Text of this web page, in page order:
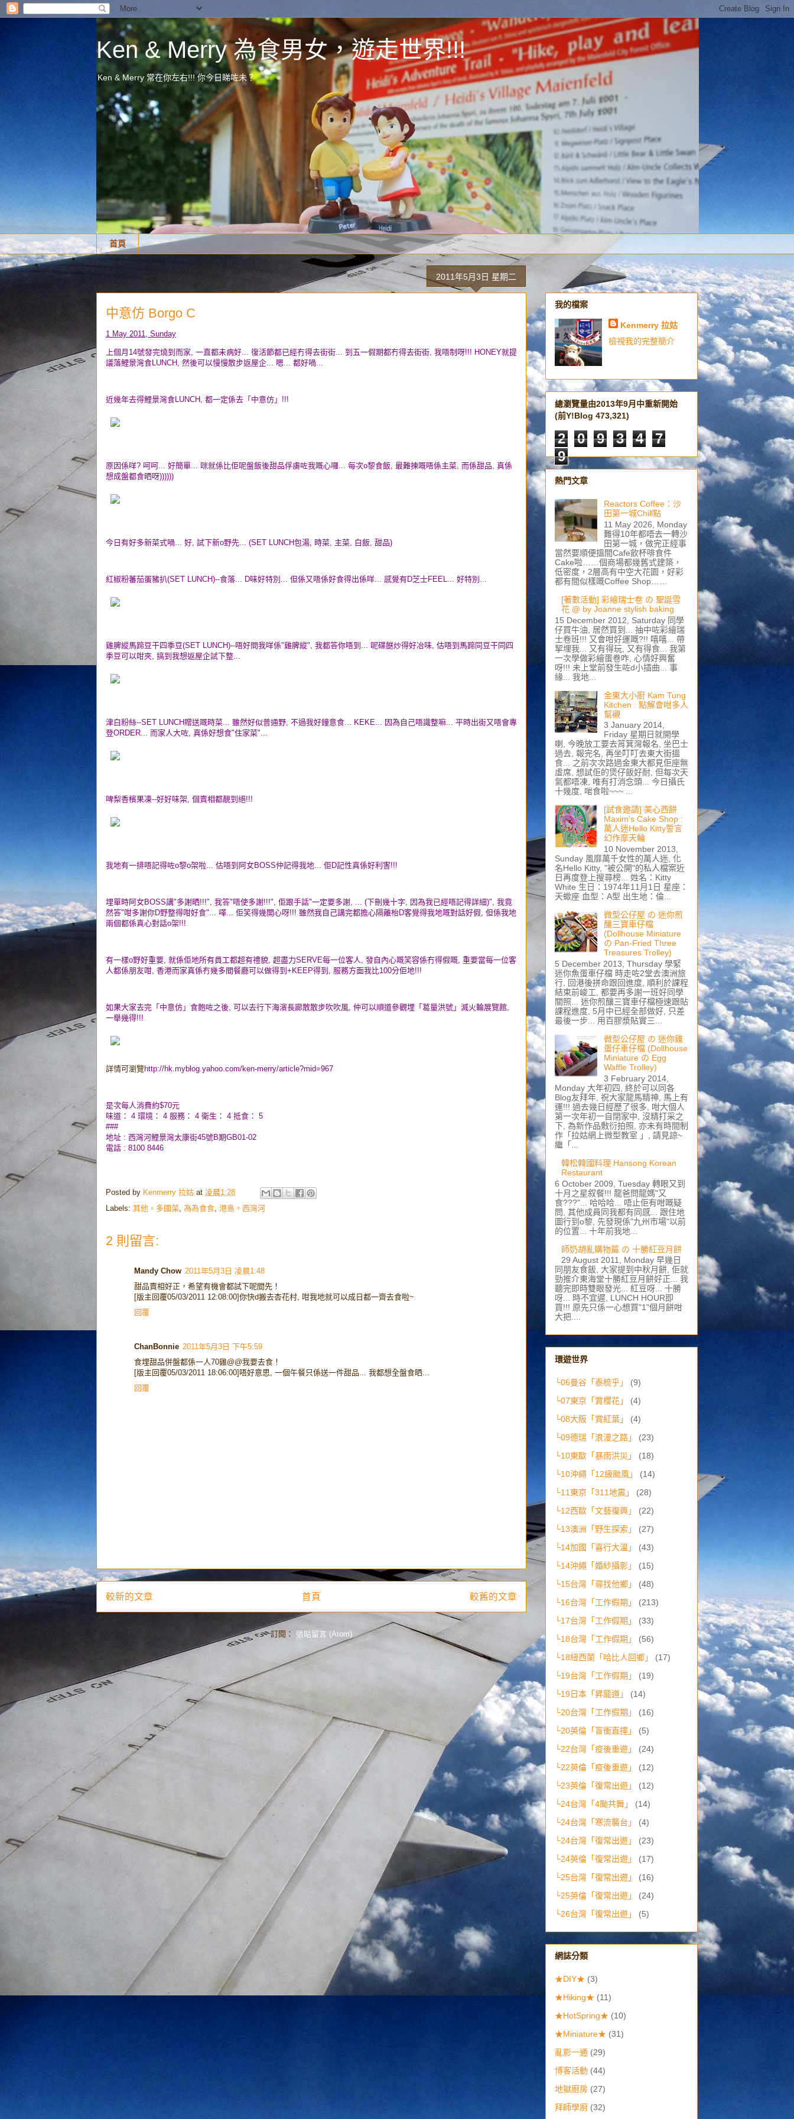
Ken & Merry 為食男女，遊走世界!!!
Ken & Merry 常在你左右!!! 你今日睇咗未？
首頁
2011年5月3日 星期二
中意仿 Borgo C
1 May 2011, Sunday
上個月14號發完燒到而家, 一直都未病好... 復活節都已經冇得去街街... 到五一假期都冇得去街街, 我唔制呀!!! HONEY就提
議落鯉景灣食LUNCH, 然後可以慢慢散步返屋企... 嗯... 都好喎...
近幾年去得鯉景灣食LUNCH, 都一定係去「中意仿」!!!
原因係咩? 呵呵... 好簡單... 咪就係比佢呢盤飯後甜品俘虜咗我嘅心囉... 每次o黎食飯, 最難揀嘅唔係主菜, 而係甜品, 真係
想成盤都食晒呀))))))
今日有好多新菜式喎... 好, 試下新o野先... (SET LUNCH包湯, 時菜, 主菜, 白飯, 甜品)
紅椒粉蕃茄蛋豬扒(SET LUNCH)--食落... D味好特別... 但係又唔係好食得出係咩... 感覺有D芝士FEEL... 好特別...
雞脾縱馬蹄豆干四季豆(SET LUNCH)--唔好問我咩係"雞脾縱", 我都答你唔到... 呢碟餸炒得好冶味, 估唔到馬蹄同豆干同四
季豆可以咁夾, 搞到我想返屋企試下整...
津白粉絲--SET LUNCH贈送嘅時菜... 雖然好似普通野, 不過我好鐘意食... KEKE... 因為自己唔識整嘛... 平時出街又唔會專
登ORDER... 而家人大咗, 真係好想食"住家菜"...
啤梨香檳果凍--好好味架, 個賣相都靚到絕!!!
我地有一排唔記得咗o黎o架啦... 估唔到阿女BOSS仲記得我地... 佢D記性真係好利害!!!
埋單時阿女BOSS講"多謝晒!!!", 我答"唔使多謝!!!", 佢跟手話"一定要多謝, ... (下刪幾十字, 因為我已經唔記得詳細)", 我竟
然答"咁多謝你D野整得咁好食"... 嘩... 佢笑得幾開心呀!!! 雖然我自己講完都擔心隔離枱D客覺得我地嘅對話好假, 但係我地
兩個都係真心對話o架!!!
有一樣o野好重要, 就係佢地所有員工都超有禮貌, 超盡力SERVE每一位客人, 發自內心嘅笑容係冇得假嘅, 重要當每一位客
人都係朋友咁, 香港而家真係冇幾多間餐廳可以做得到+KEEP得到, 服務方面我比100分佢地!!!
如果大家去完「中意仿」食飽咗之後, 可以去行下海濱長廊散散步吹吹風, 仲可以順道參觀埋 「葛量洪號」滅火輪展覽館
一舉幾得!!!
詳情可瀏覽http://hk.myblog.yahoo.com/ken-merry/article?mid=967
是次每人消費約$70元
味道： 4 環境： 4 服務： 4 衛生： 4 抵食： 5
###
地址 : 西灣河鯉景灣太康街45號B期GB01-02
電話 : 8100 8446
Posted by Kenmerry 拉姑 at 凌晨1:28
Labels: 其他。多國菜 為為食食 港島。西灣河
2 則留言:
Mandy Chow 2011年5月3日 凌晨1:48
甜品賣相好正，希望有機會都試下呢間先！
[版主回覆05/03/2011 12:08:00]你快d搬去杏花村, 咁我地就可以成日都一齊去食啦~
回覆
ChanBonnie 2011年5月3日 下午5:59
食埋甜品併盤都係一人70雞@@我要去食！
[版主回覆05/03/2011 18:06:00]唔好意思, 一個午餐只係送一件甜品... 我都想全盤食晒...
回覆
較新的文章 較舊的文章
首頁
訂閱： 張貼留言 (Atom)
我的檔案
Kenmerry 拉姑
檢視我的完整簡介
總瀏覽量由2013年9月中重新開始
(前Y!Blog 473,321)
2 0 9 3 4
7
9
熱門文章
Reactors Coffee：沙
田第一城Chill點
11 May 2026, Monday
難得10年都唔去一轉沙
田第一城，做完正經事
當然要順便搵間Cafe飲杯啡食件
Cake啦……個商場都幾舊式建築，
低密度，2層高有中空大花園，好彩
都有間似樣嘅Coffee Shop……
[著數活動] 彩繪瑞士卷 の 聖誕雪
花 @ by Joanne stylish baking
15 December 2012, Saturday 同學
仔買牛油, 居然買到... 抽中咗彩繪瑞
士卷班!!! 又會咁好運嘅?!! 嘻嘻... 帶
挈埋我... 又有得玩, 又有得食... 我第
一次學做彩繪蛋卷咋, 心情好興奮
呀!!! 未上堂前發生咗d小插曲... 事
緣... 我地...
金東大小廚 Kam Tung
Kitchen : 點解會咁多人
幫襯
3 January 2014,
Friday 星期日就開學
喇, 今晚放工要去筲箕灣報名, 坐巴士
過去, 報完名, 再坐叮叮去東大街搵
食... 之前次次路過金東大都見佢座無
虛席, 想試佢的煲仔飯好耐, 但每次天
氣都唔凍, 唯有打消念頭... 今日攝氏
十幾度, 啱食啦~~~ ...
[試食邀請] 美心西餅
Maxim's Cake Shop :
萬人迷Hello Kitty誓言
幻作摩天輪
10 November 2013,
Sunday 風靡萬千女性的萬人迷, 化
名Hello Kitty, "被公開"的私人檔案近
日再度登上搜尋榜... 姓名：Kitty
White 生日：1974年11月1日 星座：
天蠍座 血型：A型 出生地：倫...
微型公仔屋 の 迷你煎
釀三寶車仔檔
(Dollhouse Miniature
の Pan-Fried Three
Treasures Trolley)
5 December 2013, Thursday 學緊
迷你魚蛋車仔檔 時走咗2堂去澳洲旅
行, 回港後拼命跟回進度, 順利於課程
結束前峻工, 都要再多謝一班好同學
關照... 迷你煎釀三寶車仔檔極速跟貼
課程進度, 5月中已經全部做好, 只差
最後一步... 用百膠漿貼實三...
微型公仔屋 の 迷你雞
蛋仔車仔檔 (Dollhouse
Miniature の Egg
Waffle Trolley)
3 February 2014,
Monday 大年初四, 終於可以同各
Blog友拜年, 祝大家龍馬精神, 馬上有
運!!! 過去幾日經歷了很多, 咁大個人
第一次年初一自閉家中, 沒精打采之
下, 為新作品敷衍拍照, 亦未有時間制
作「拉姑網上微型教室 」, 請見諒~
繼「...
韓松韓國料理 Hansong Korean
Restaurant
6 October 2009, Tuesday 轉眼又到
十月之星叙餐!!! 龍爸問龍媽"又
食???"... 哈哈哈... 唔止佢有咁嘅疑
問, 其他成員同我都有同感... 跟住地
圖行到o黎, 先發現係"九州市場"以前
的位置... 十年前我地...
師奶胡亂購物篇 の 十勝紅豆月餅
29 August 2011, Monday 早幾日
同朋友食飯, 大家提到中秋月餅, 佢就
勁推介東海堂十勝紅豆月餅好正... 我
聽完即時雙眼發光... 紅豆呀... 十勝
呀... 時不宜遲, LUNCH HOUR即
買!!! 原先只係一心想買"1"個月餅咁
大把....
環遊世界
└06曼谷「泰梳乎」
(9)
└07東京「賞櫻花」
(4)
└08大阪「賞紅葉」
(4)
└09德瑞「浪漫之路」
(23)
└10東歐「暴雨洪災」
(18)
└10沖繩「12級颱風」
(14)
└11東京「311地震」
(28)
└12西歐「文藝復興」
(22)
└13澳洲「野生探索」
(27)
└14加國「喜行大溫」
(43)
└14沖繩「婚紗攝影」
(15)
└15台灣「尋找他鄉」
(48)
└16台灣「工作假期」
(213)
└17台灣「工作假期」
(33)
└18台灣「工作假期」
(56)
└18紐西蘭「哈比人回鄉」
(17)
└19台灣「工作假期」
(19)
└19日本「昇龍道」
(14)
└20台灣「工作假期」
(16)
└20英倫「盲衝直撞」
(5)
└22台灣「疫後重遊」
(24)
└22英倫「疫後重遊」
(12)
└23英倫「復常出遊」
(12)
└24台灣「4颱共舞」
(14)
└24台灣「寒流襲台」
(4)
└24台灣「復常出遊」
(23)
└24英倫「復常出遊」
(17)
└25台灣「復常出遊」
(16)
└25英倫「復常出遊」
(24)
└26台灣「復常出遊」
(5)
網誌分類
★DIY★ (3)
★Hiking★ (11)
★HotSpring★ (10)
★Miniature★ (31)
亂影一通 (29)
博客活動 (44)
地獄廚房 (27)
拜師學廚 (32)